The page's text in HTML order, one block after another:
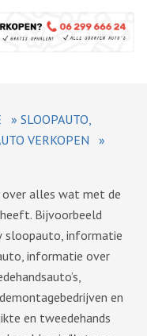
» SLOOPAUTO,
VERKOPEN
»
alles wat met de
Bijvoorbeeld
sloopauto, informatie
informatie over
en
en tweedehands